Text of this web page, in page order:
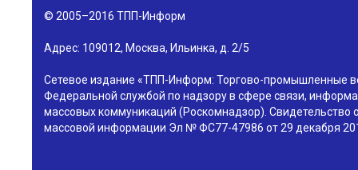
© 2005–2016 ТПП-Информ
Адрес: 109012, Москва, Ильинка, д. 2/5
Сетевое издание «ТПП-Информ: Торгово-промышленные
Федеральной службой по надзору в сфере связи,
массовых коммуникаций (Роскомнадзор). Свидетельство
массовой информации Эл № ФС77-47986 от 29 декабря